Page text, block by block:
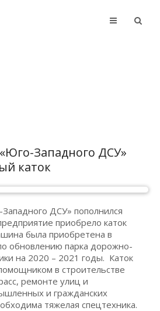
Западного ДСУ»
каток
ДСУ» пополнился
приобрело каток
была приобретена в
обновлению парка дорожно-
на 2020 – 2021 годы. Каток
в строительстве
ремонте улиц и
и гражданских
тяжелая спецтехника.